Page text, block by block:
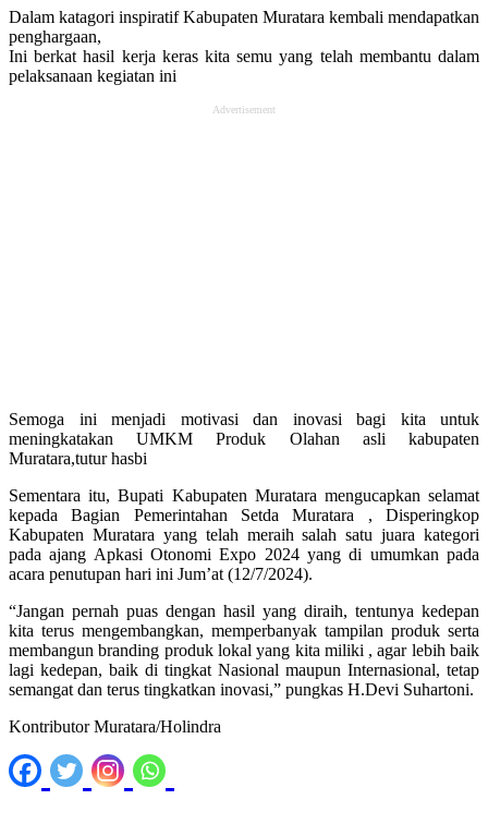
Dalam katagori inspiratif Kabupaten Muratara kembali mendapatkan
penghargaan,
Ini berkat hasil kerja keras kita semu yang telah membantu dalam
pelaksanaan kegiatan ini
Advertisement
Semoga ini menjadi motivasi dan inovasi bagi kita untuk
meningkatakan UMKM Produk Olahan asli kabupaten
Muratara,tutur hasbi
Sementara itu, Bupati Kabupaten Muratara mengucapkan selamat
kepada Bagian Pemerintahan Setda Muratara , Disperingkop
Kabupaten Muratara yang telah meraih salah satu juara kategori
pada ajang Apkasi Otonomi Expo 2024 yang di umumkan pada
acara penutupan hari ini Jum’at (12/7/2024).
“Jangan pernah puas dengan hasil yang diraih, tentunya kedepan
kita terus mengembangkan, memperbanyak tampilan produk serta
membangun branding produk lokal yang kita miliki , agar lebih baik
lagi kedepan, baik di tingkat Nasional maupun Internasional, tetap
semangat dan terus tingkatkan inovasi,” pungkas H.Devi Suhartoni.
Kontributor Muratara/Holindra